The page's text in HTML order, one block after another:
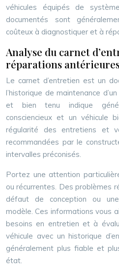
véhicules équipés de
documentés sont
coûteux à diagnostiquer et à
Analyse du carnet
réparations
Le carnet d’entretien est un
l’historique de maintenance
et bien tenu indique
consciencieux et un véhicule
régularité des entretiens et
recommandées par le
intervalles préconisés.
Portez une attention
ou récurrentes. Des problèmes
défaut de conception ou
modèle. Ces informations vous
besoins en entretien et à
véhicule avec un historique
généralement plus fiable et
état.